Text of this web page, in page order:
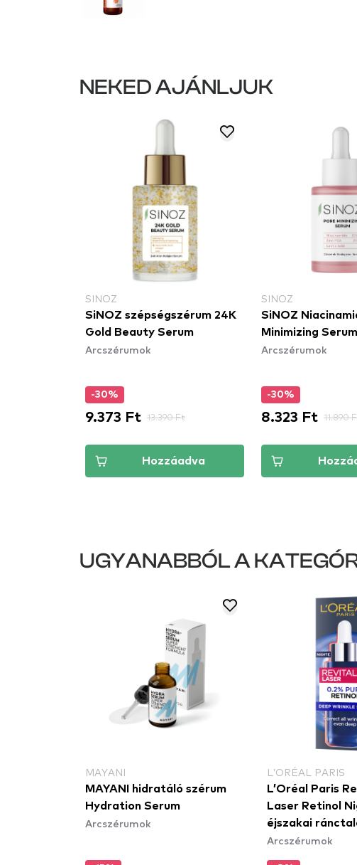
NEKED AJÁNLJUK
SINOZ
SiNOZ szépségszérum 24K
Gold Beauty Serum
Arcszérumok
-30%
9.373 Ft 13.390 Ft
Hozzáadva
SINOZ
SiNOZ
Minimizing Serum
Arcszérumok
-30%
8.323 Ft 11.890
UGYANABBÓL A
MAYANI
MAYANI hidratáló szérum
Hydration Serum
Arcszérumok
L’ORÉAL PARIS
L’Oréal Paris
Laser Retinol
éjszakai
Arcszérumok